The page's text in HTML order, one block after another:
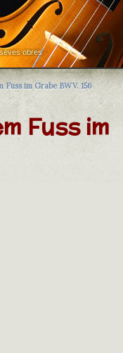
obres
Fuss im Grabe BWV. 156
Fuss im